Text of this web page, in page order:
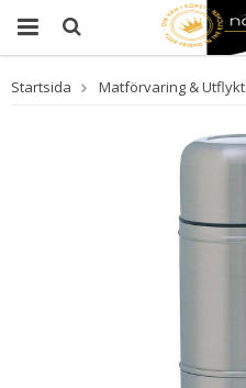
Startsida Matförvaring & Utflykt